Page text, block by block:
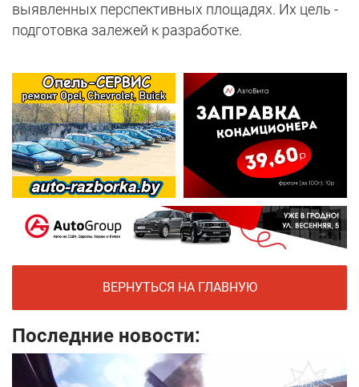
выявленных перспективных площадях. Их цель -
подготовка залежей к разработке.
ВЕРНУТЬСЯ НА ГЛАВНУЮ
Последние новости: